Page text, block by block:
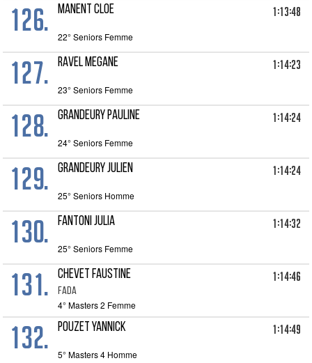
126. MANENT Cloe 1:13:48
22° Seniors Femme
127. RAVEL Megane 1:14:23
23° Seniors Femme
128. GRANDEURY Pauline 1:14:24
24° Seniors Femme
129. GRANDEURY Julien 1:14:24
25° Seniors Homme
130. FANTONI Julia 1:14:32
25° Seniors Femme
131. CHEVET Faustine
FADA
1:14:46
4° Masters 2 Femme
132. POUZET Yannick 1:14:49
5° Masters 4 Homme